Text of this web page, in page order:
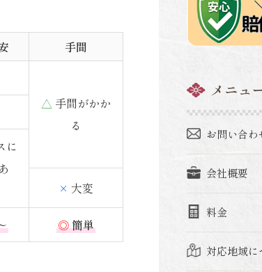
手間
△ 手間がかか
る
に
× 大変
◎簡単
メニュ
お問い合わ
会社概要
料金
対応地域に